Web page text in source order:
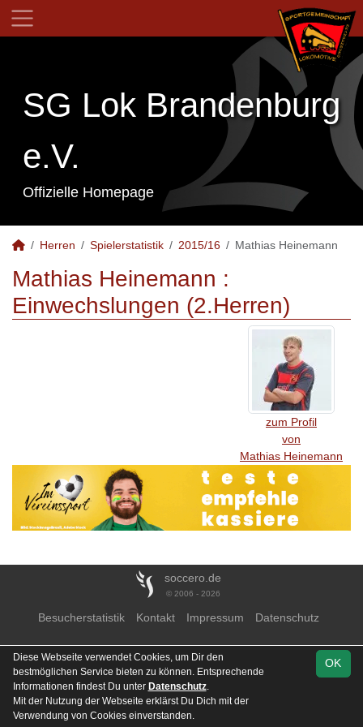
SG Lok Brandenburg
e.V.
Offizielle Homepage
Herren Spielerstatistik 2015/16 Mathias Heinemann
Mathias Heinemann :
Einwechslungen (2.Herren)
zum Profil
von
Mathias Heinemann
soccero.de
© 2006 - 2026
Besucherstatistik Kontakt Impressum Datenschutz
OK
Diese Webseite verwendet Cookies, um Dir den
bestmöglichen Service bieten zu können. Entsprechende
Informationen findest Du unter Datenschutz.
Mit der Nutzung der Webseite erklärst Du Dich mit der
Verwendung von Cookies einverstanden.